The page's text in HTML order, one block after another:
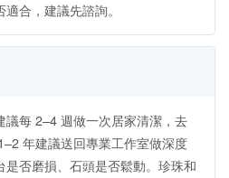
合，建議先諮詢。
議每 2–4 週做一次居家清潔，去
年建議送回專業工作室做深度
否磨損、石頭是否鬆動。珍珠和